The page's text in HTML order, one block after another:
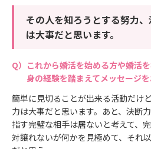
その人を知ろうとする努力
は大事だと思います。
これから婚活を始める方や婚活
身の経験を踏まえてメッセージを
簡単に見切ることが出来る活動だけ
力は大事だと思います。あと、決断
指す完璧な相手は居ないと考えて、
対譲れないが何かを見極めて、それ